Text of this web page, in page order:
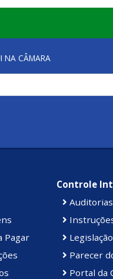
NA CÂMARA
Pagar
Controle
Parecer
Portal da